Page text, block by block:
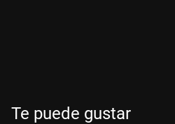
Te puede gustar